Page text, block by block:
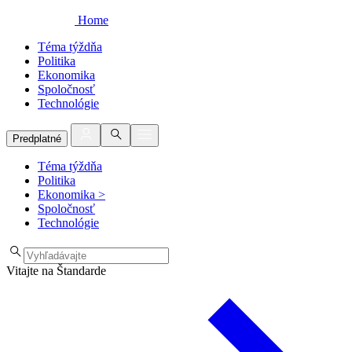
Home
Téma týždňa
Politika
Ekonomika
Spoločnosť
Technológie
Predplatné
Téma týždňa
Politika
Ekonomika >
Spoločnosť
Technológie
Vitajte na Štandarde